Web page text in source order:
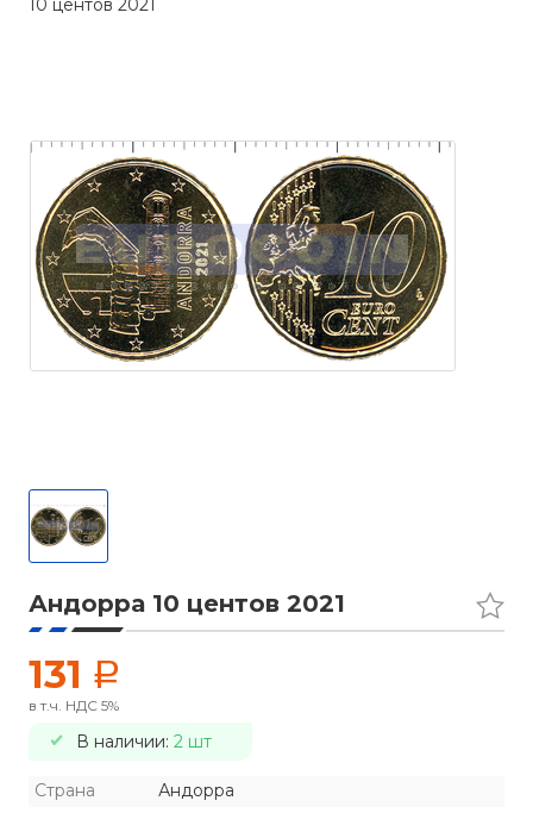
10 центов 2021
Андорра 10 центов 2021
131 a
в т.ч. НДС 5%
В наличии: 2 шт
Страна
Андорра